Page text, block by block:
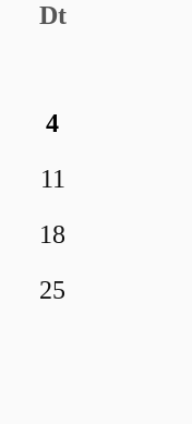
Dt
4
11
18
25